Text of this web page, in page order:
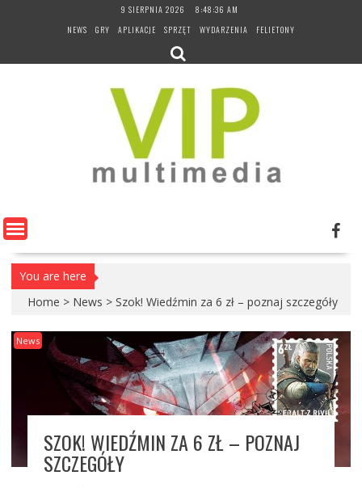
9 SIERPNIA 2026
8:48:37 AM
NEWS
GRY APLIKACJE SPRZĘT WYDARZENIA FELIETONY
You are here
Home > News > Szok! Wiedźmin za 6 zł – poznaj szczegóły
News
SZOK! WIEDŹMIN ZA 6 ZŁ – POZNAJ
SZCZEGÓŁY